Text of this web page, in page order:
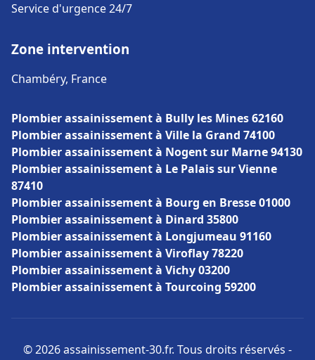
Service d'urgence 24/7
Zone intervention
Chambéry, France
Plombier assainissement à Bully les Mines 62160
Plombier assainissement à Ville la Grand 74100
Plombier assainissement à Nogent sur Marne 94130
Plombier assainissement à Le Palais sur Vienne
87410
Plombier assainissement à Bourg en Bresse 01000
Plombier assainissement à Dinard 35800
Plombier assainissement à Longjumeau 91160
Plombier assainissement à Viroflay 78220
Plombier assainissement à Vichy 03200
Plombier assainissement à Tourcoing 59200
© 2026 assainissement-30.fr. Tous droits réservés -